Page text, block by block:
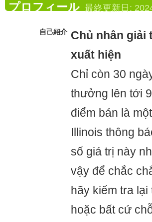
プロフィール 最終更新日:
自己紹介 Chủ nhân
xuất hiện
Chỉ còn 30
thưởng lên tới
điểm bán là
Illinois thông
số giá trị này
vậy để chắc
hãy kiểm tra
hoặc bất cứ